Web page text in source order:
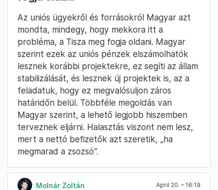
Az uniós ügyekről és forrásokról Magyar azt
mondta, mindegy, hogy mekkora itt a
probléma, a Tisza meg fogja oldani. Magyar
szerint ezek az uniós pénzek elszámolhatók
lesznek korábbi projektekre, ez segíti az állam
stabilizálását, és lesznek új projektek is, az a
feladatuk, hogy ez megvalósuljon záros
határidőn belül. Többféle megoldás van
Magyar szerint, a lehető legjobb hiszemben
terveznek eljárni. Halasztás viszont nem lesz,
mert a nettó befizetők azt szeretik, „ha
megmarad a zsozsó”.
Molnár Zoltán April 20. – 16:19